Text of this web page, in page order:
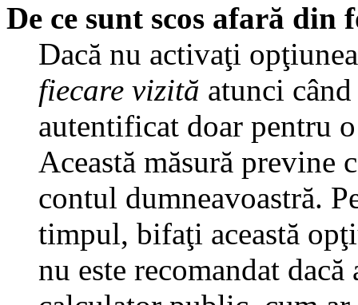
De ce sunt scos afară din
Dacă nu activaţi
fiecare vizită atunci
autentificat doar pentru
Această măsură previne
contul dumneavoastră.
timpul, bifaţi această
nu este recomandat